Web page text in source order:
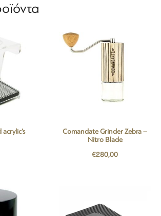
Comandate Grinder Zebra –
Nitro Blade
€280,00